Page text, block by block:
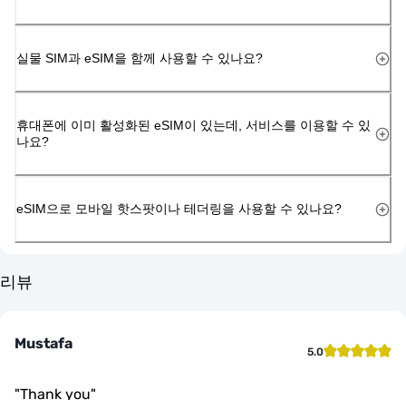
실물 SIM과 eSIM을 함께 사용할 수 있나요?
휴대폰에 이미 활성화된 eSIM이 있는데, 서비스를 이용할 수 있
나요?
eSIM으로 모바일 핫스팟이나 테더링을 사용할 수 있나요?
리뷰
Mustafa 5.0
"Thank you"